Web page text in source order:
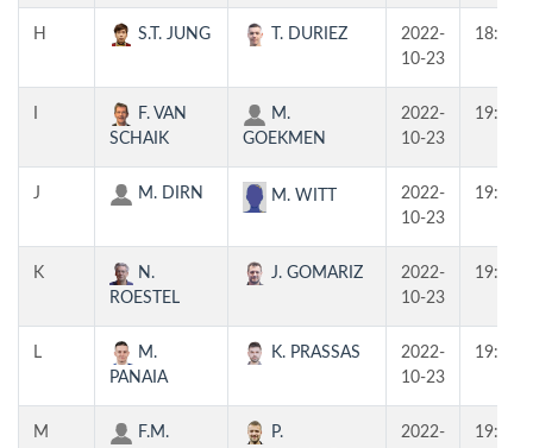
H S.T. JUNG T. DURIEZ
2022-
10-23
18:00
F. VAN
SCHAIK
M.
GOEKMEN
2022-
10-23
19:30
J M. DIRN M. WITT
2022-
10-23
19:30
K
N.
ROESTEL
J. GOMARIZ
2022-
10-23
19:30
L
M.
PANAIA
K. PRASSAS
2022-
10-23
19:30
M
F.M.
P.
2022-
19:30